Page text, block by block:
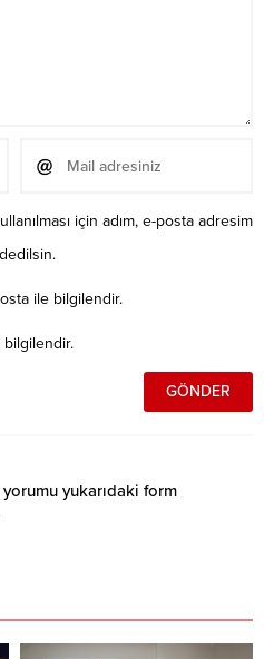
için adım, e-posta adresim
ile bilgilendir.
bilgilendir.
yukarıdaki form